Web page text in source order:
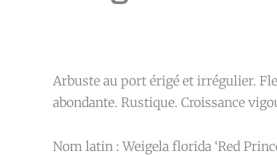
Arbuste au port érigé et irrégulier.
abondante. Rustique. Croissance
Nom latin : Weigela florida ‘Red